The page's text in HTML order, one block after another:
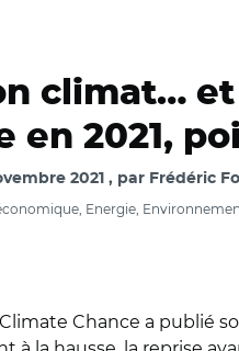
climat…
en 2021,
2021 par Frédéric
Energie,
Chance a publié